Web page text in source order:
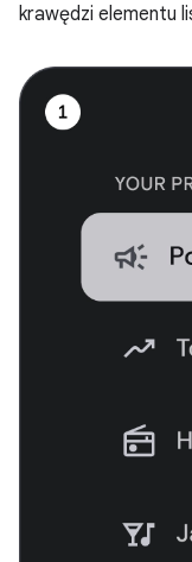
krawędzi elementu